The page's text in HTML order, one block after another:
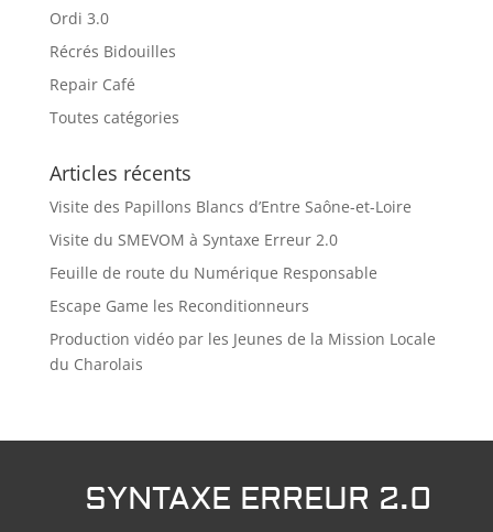
Ordi 3.0
Récrés Bidouilles
Repair Café
Toutes catégories
Articles récents
Visite des Papillons Blancs d’Entre Saône-et-Loire
Visite du SMEVOM à Syntaxe Erreur 2.0
Feuille de route du Numérique Responsable
Escape Game les Reconditionneurs
Production vidéo par les Jeunes de la Mission Locale
du Charolais
SYNTAXE ERREUR 2.0